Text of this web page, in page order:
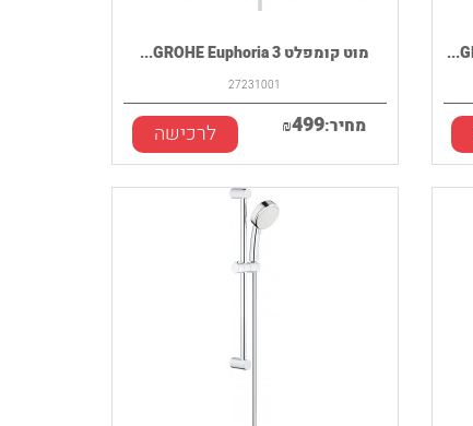
מוט קומפלט GROHE Euphoria 3...
27231001
מחיר: ₪499 לרכישה